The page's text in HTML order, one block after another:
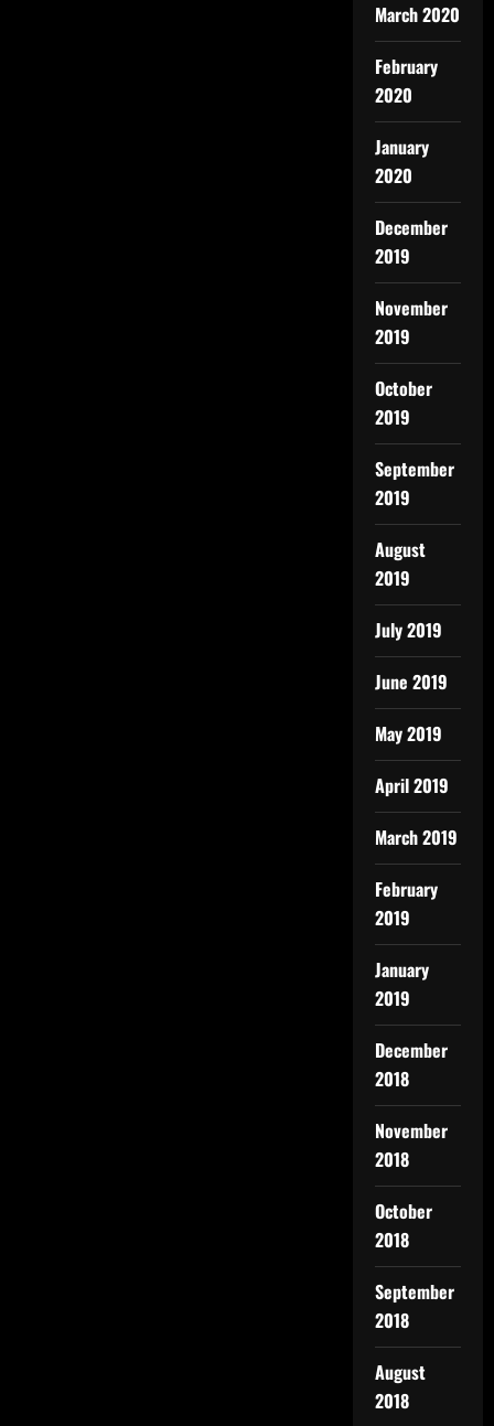
March 2020
February
2020
January
2020
December
2019
November
2019
October
2019
September
2019
August
2019
July 2019
June 2019
May 2019
April 2019
March 2019
February
2019
January
2019
December
2018
November
2018
October
2018
September
2018
August
2018